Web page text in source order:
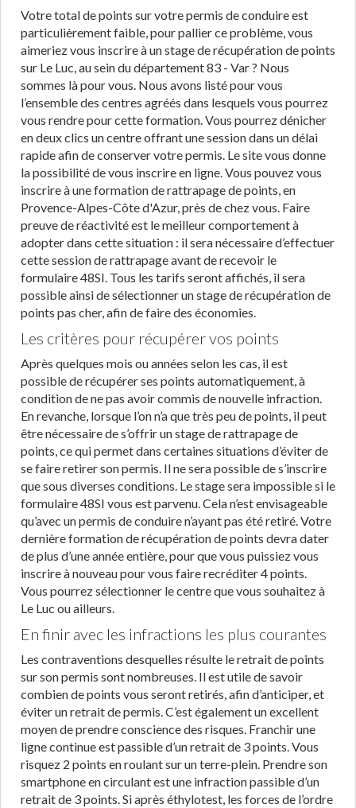
Votre total de points sur votre permis de conduire est
particulièrement faible, pour pallier ce problème, vous
aimeriez vous inscrire à un stage de récupération de points
sur Le Luc, au sein du département 83 - Var ? Nous
sommes là pour vous. Nous avons listé pour vous
l’ensemble des centres agréés dans lesquels vous pourrez
vous rendre pour cette formation. Vous pourrez dénicher
en deux clics un centre offrant une session dans un délai
rapide afin de conserver votre permis. Le site vous donne
la possibilité de vous inscrire en ligne. Vous pouvez vous
inscrire à une formation de rattrapage de points, en
Provence-Alpes-Côte d'Azur, près de chez vous. Faire
preuve de réactivité est le meilleur comportement à
adopter dans cette situation : il sera nécessaire d’effectuer
cette session de rattrapage avant de recevoir le
formulaire 48SI. Tous les tarifs seront affichés, il sera
possible ainsi de sélectionner un stage de récupération de
points pas cher, afin de faire des économies.
Les critères pour récupérer vos points
Après quelques mois ou années selon les cas, il est
possible de récupérer ses points automatiquement, à
condition de ne pas avoir commis de nouvelle infraction.
En revanche, lorsque l’on n’a que très peu de points, il peut
être nécessaire de s’offrir un stage de rattrapage de
points, ce qui permet dans certaines situations d’éviter de
se faire retirer son permis. Il ne sera possible de s’inscrire
que sous diverses conditions. Le stage sera impossible si le
formulaire 48SI vous est parvenu. Cela n’est envisageable
qu’avec un permis de conduire n’ayant pas été retiré. Votre
dernière formation de récupération de points devra dater
de plus d’une année entière, pour que vous puissiez vous
inscrire à nouveau pour vous faire recréditer 4 points.
Vous pourrez sélectionner le centre que vous souhaitez à
Le Luc ou ailleurs.
En finir avec les infractions les plus courantes
Les contraventions desquelles résulte le retrait de points
sur son permis sont nombreuses. Il est utile de savoir
combien de points vous seront retirés, afin d’anticiper, et
éviter un retrait de permis. C’est également un excellent
moyen de prendre conscience des risques. Franchir une
ligne continue est passible d’un retrait de 3 points. Vous
risquez 2 points en roulant sur un terre-plein. Prendre son
smartphone en circulant est une infraction passible d’un
retrait de 3 points. Si après éthylotest, les forces de l’ordre